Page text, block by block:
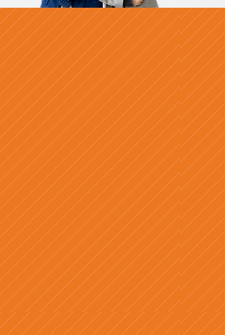
個人事業主スタートアップ
キャンペーン
特典
フリーランスデビュー
3か月後に10万円支給
※特典1の
当キャンペーンは個人になって2年未満
の人に限ります。
特典
2